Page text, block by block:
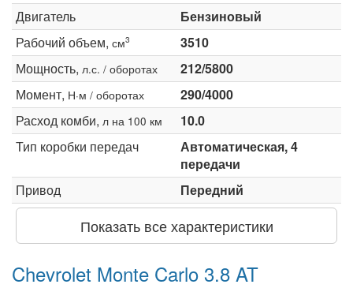
Двигатель
Бензиновый
Рабочий объем, см3
3510
Мощность, л.с. / оборотах
212/5800
Момент, Н·м / оборотах
290/4000
Расход комби, л на 100 км
10.0
Тип коробки передач
Автоматическая, 4
передачи
Привод
Передний
Показать все характеристики
Chevrolet Monte Carlo 3.8 AT